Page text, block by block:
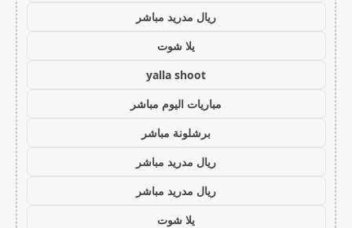
ريال مدريد مباشر
يلا شوت
yalla shoot
مباريات اليوم مباشر
برشلونة مباشر
ريال مدريد مباشر
ريال مدريد مباشر
يلا شوت